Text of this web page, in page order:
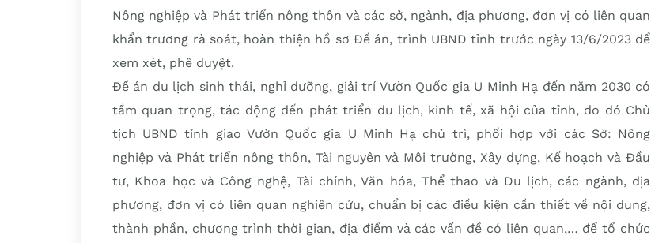
Nông nghiệp và Phát triển nông thôn và các sở, ngành, địa phương, đơn vị có liên quan
khẩn trương rà soát, hoàn thiện hồ sơ Đề án, trình UBND tỉnh trước ngày 13/6/2023 để
xem xét, phê duyệt.
Đề án du lịch sinh thái, nghỉ dưỡng, giải trí Vườn Quốc gia U Minh Hạ đến năm 2030 có
tầm quan trọng, tác động đến phát triển du lịch, kinh tế, xã hội của tỉnh, do đó Chủ
tịch UBND tỉnh giao Vườn Quốc gia U Minh Hạ chủ trì, phối hợp với các Sở: Nông
nghiệp và Phát triển nông thôn, Tài nguyên và Môi trường, Xây dựng, Kế hoạch và Đầu
tư, Khoa học và Công nghệ, Tài chính, Văn hóa, Thể thao và Du lịch, các ngành, địa
phương, đơn vị có liên quan nghiên cứu, chuẩn bị các điều kiện cần thiết về nội dung,
thành phần, chương trình thời gian, địa điểm và các vấn đề có liên quan,… để tổ chức